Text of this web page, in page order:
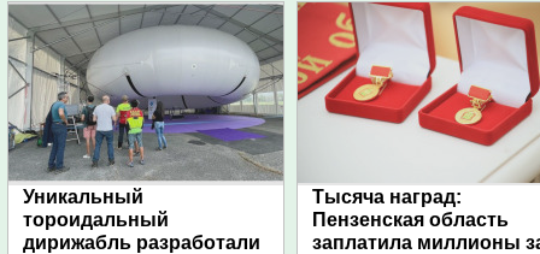
Уникальный
тороидальный
дирижабль разработали
Тысяча наград:
Пензенская область
заплатила миллионы